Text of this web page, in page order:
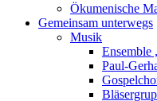
Ökumenische
Gemeinsam unterwegs
Musik
Ensemble
Paul-